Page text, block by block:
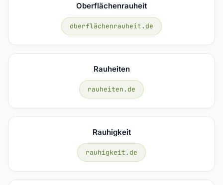
Oberflächenrauheit
oberflächenrauheit.de
Rauheiten
rauheiten.de
Rauhigkeit
rauhigkeit.de